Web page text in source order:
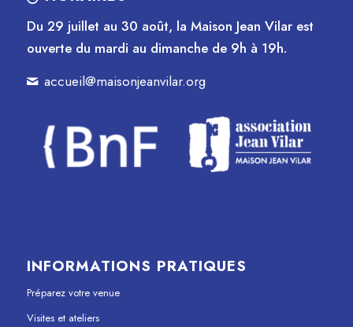
Du 29 juillet au 30 août, la Maison Jean Vilar est
ouverte du mardi au dimanche de 9h à 19h.
accueil@maisonjeanvilar.org
INFORMATIONS PRATIQUES
Préparez votre venue
Visites et ateliers